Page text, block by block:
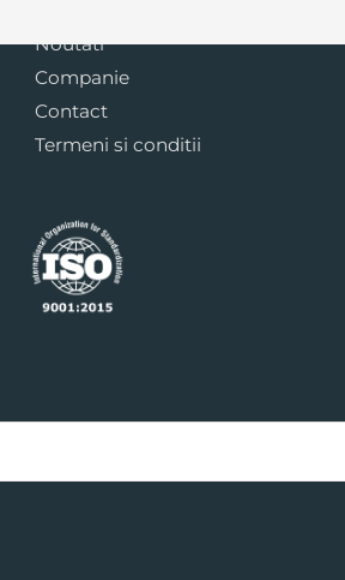
Noutati
Companie
Contact
Termeni si conditii